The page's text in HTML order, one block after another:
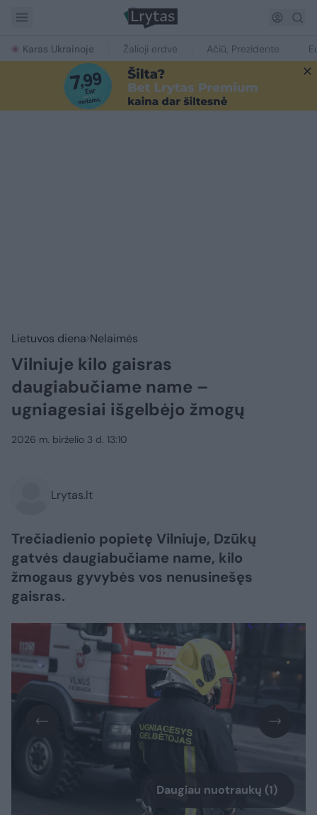
Karas Ukrainoje Žalioji erdvė Ačiū, Prezidente
Lietuvos diena Nelaimės
Vilniuje kilo gaisras
daugiabučiame name –
ugniagesiai išgelbėjo žmogų
2026 m. birželio 3 d. 13:10
Lrytas.lt
Trečiadienio popietę Vilniuje, Dzūkų
gatvės daugiabučiame name, kilo
žmogaus gyvybės vos nenusinešęs
gaisras.
Daugiau nuotraukų (1)